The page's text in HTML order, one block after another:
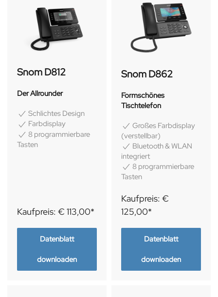
Snom D812
Der Allrounder
Schlichtes Design
Farbdisplay
8 programmierbare
Tasten
Kaufpreis: € 113,00*
Datenblatt
downloaden
Snom D862
Formschönes
Tischtelefon
Großes Farbdisplay
(verstellbar)
Bluetooth & WLAN
integriert
8 programmierbare
Tasten
Kaufpreis: €
125,00*
Datenblatt
downloaden